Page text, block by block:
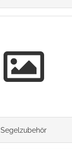
Segelzubehör